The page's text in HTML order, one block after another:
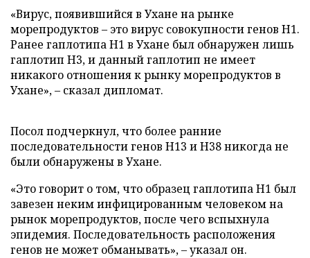
«Вирус, появившийся в Ухане на рынке
морепродуктов – это вирус совокупности генов Н1.
Ранее гаплотипа Н1 в Ухане был обнаружен лишь
гаплотип Н3, и данный гаплотип не имеет
никакого отношения к рынку морепродуктов в
Ухане», – сказал дипломат.
Посол подчеркнул, что более ранние
последовательности генов Н13 и Н38 никогда не
были обнаружены в Ухане.
«Это говорит о том, что образец гаплотипа Н1 был
завезен неким инфицированным человеком на
рынок морепродуктов, после чего вспыхнула
эпидемия. Последовательность расположения
генов не может обманывать», – указал он.